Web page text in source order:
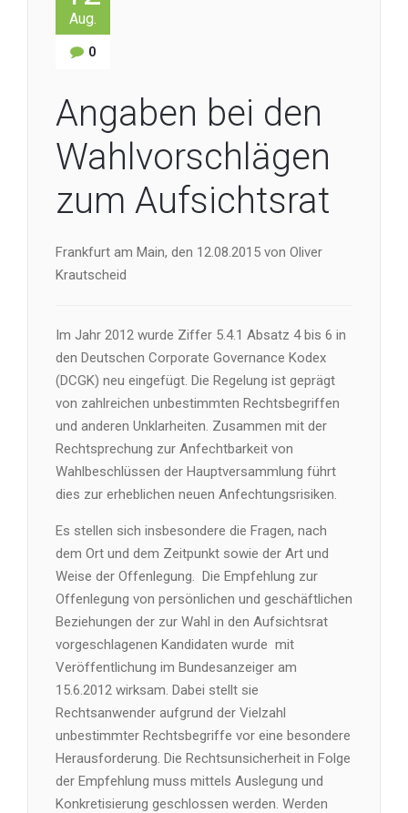
Aug.
0
Angaben bei den
Wahlvorschlägen
zum Aufsichtsrat
Frankfurt am Main, den 12.08.2015 von Oliver
Krautscheid
Im Jahr 2012 wurde Ziffer 5.4.1 Absatz 4 bis 6 in
den Deutschen Corporate Governance Kodex
(DCGK) neu eingefügt. Die Regelung ist geprägt
von zahlreichen unbestimmten Rechtsbegriffen
und anderen Unklarheiten. Zusammen mit der
Rechtsprechung zur Anfechtbarkeit von
Wahlbeschlüssen der Hauptversammlung führt
dies zur erheblichen neuen Anfechtungsrisiken.
Es stellen sich insbesondere die Fragen, nach
dem Ort und dem Zeitpunkt sowie der Art und
Weise der Offenlegung. Die Empfehlung zur
Offenlegung von persönlichen und geschäftlichen
Beziehungen der zur Wahl in den Aufsichtsrat
vorgeschlagenen Kandidaten wurde mit
Veröffentlichung im Bundesanzeiger am
15.6.2012 wirksam. Dabei stellt sie
Rechtsanwender aufgrund der Vielzahl
unbestimmter Rechtsbegriffe vor eine besondere
Herausforderung. Die Rechtsunsicherheit in Folge
der Empfehlung muss mittels Auslegung und
Konkretisierung geschlossen werden. Werden